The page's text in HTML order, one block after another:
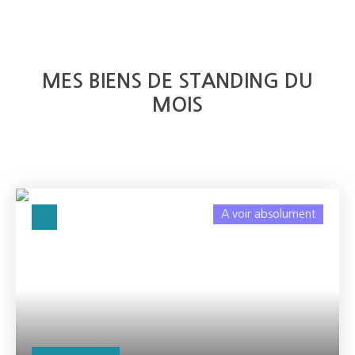
MES BIENS DE STANDING DU
MOIS
A voir absolument